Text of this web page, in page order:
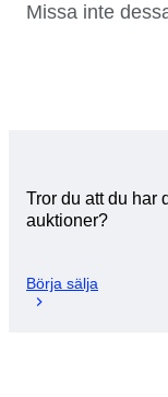
Missa inte
Tror du att du har
auktioner?
Börja sälja